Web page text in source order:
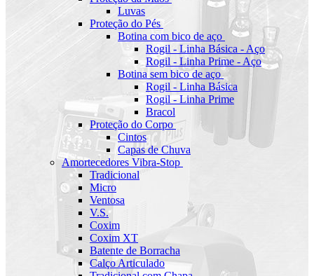
Luvas
Proteção do Pés
Botina com bico de aço
Rogil - Linha Básica - Aço
Rogil - Linha Prime - Aço
Botina sem bico de aço
Rogil - Linha Básica
Rogil - Linha Prime
Bracol
Proteção do Corpo
Cintos
Capas de Chuva
Amortecedores Vibra-Stop
Tradicional
Micro
Ventosa
V.S.
Coxim
Coxim XT
Batente de Borracha
Calço Articulado